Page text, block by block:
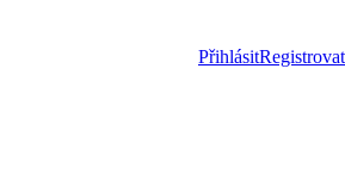
PřihlásitRegistrovat